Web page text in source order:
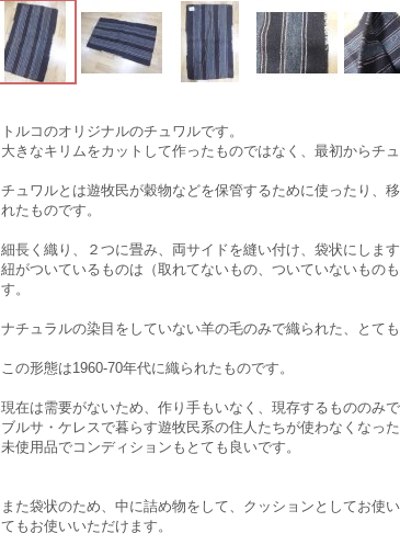
トルコのオリジナルのチュワルです。
大きなキリムをカットして作ったものではなく、最初からチ
チュワルとは遊牧民が穀物などを保管するために使ったり、
れたものです。
細長く織り、２つに畳み、両サイドを縫い付け、袋状にします
紐がついているものは（取れてないもの、ついていないもの
す。
ナチュラルの染目をしていない羊の毛のみで織られた、とて
この形態は1960-70年代に織られたものです。
現在は需要がないため、作り手もいなく、現存するもののみで
ブルサ・ケレスで暮らす遊牧民系の住人たちが使わなくなっ
未使用品でコンディションもとても良いです。
また袋状のため、中に詰め物をして、クッションとしてお使
てもお使いいただけます。